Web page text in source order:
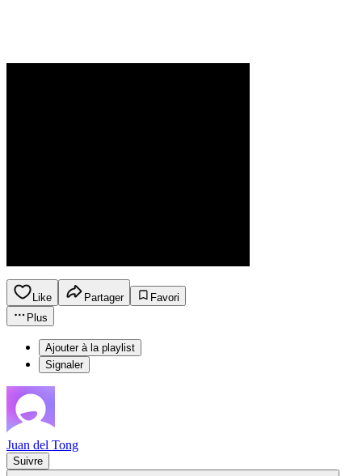
Like Partager
Favori
Plus
Ajouter à la playlist
Signaler
Juan del Tong
Suivre